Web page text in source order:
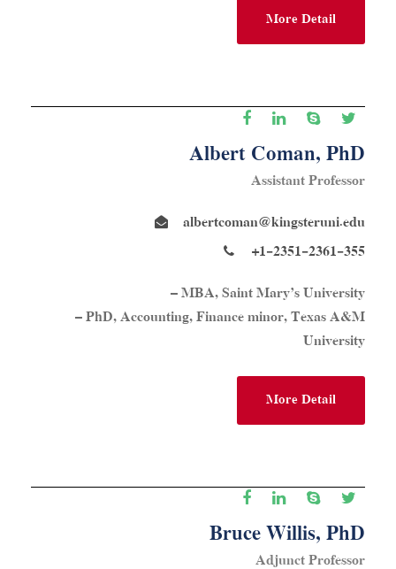
More Detail
Albert Coman, PhD
Assistant Professor
albertcoman@kingsteruni.edu
+1-2351-2361-355
– MBA, Saint Mary’s University
– PhD, Accounting, Finance minor, Texas A&M
University
More Detail
Bruce Willis, PhD
Adjunct Professor